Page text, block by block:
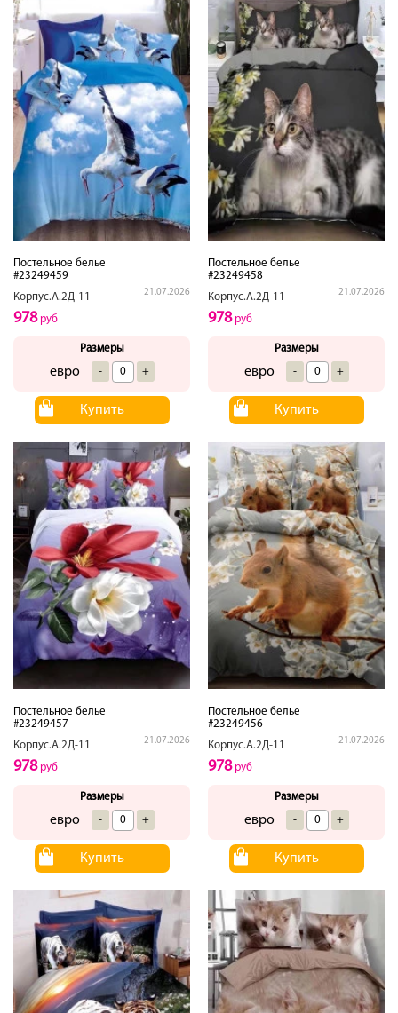
Постельное белье
#23249459
Корпус.А.2Д-11
21.07.2026
978руб
Размеры
евро - +
Купить
Постельное белье
#23249458
Корпус.А.2Д-11
21.07.2026
978руб
Размеры
евро - +
Купить
Постельное белье
#23249457
Корпус.А.2Д-11
21.07.2026
978руб
Размеры
евро - +
Купить
Постельное белье
#23249456
Корпус.А.2Д-11
21.07.2026
978руб
Размеры
евро - +
Купить